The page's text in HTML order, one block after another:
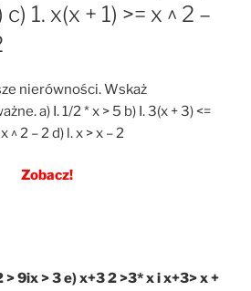
1. x(x + 1) >= x ^ 2 –
nierówności. Wskaż
a) I. 1/2 * x > 5 b) I. 3(x + 3) <=
^ 2 – 2 d) l. x > x – 2
Zobacz!
> 9ix > 3 e) x+3 2 >3* x i x+3> x +